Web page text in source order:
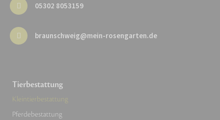
05302 8053159
braunschweig@mein-rosengarten.de
Tierbestattung
Kleintierbestattung
Pferdebestattung